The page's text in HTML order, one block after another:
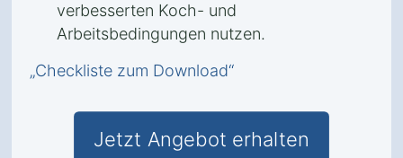
verbesserten Koch- und
Arbeitsbedingungen nutzen.
„Checkliste zum Download“
Jetzt Angebot erhalten